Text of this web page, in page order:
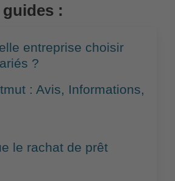
:
entreprise choisir
?
: Avis, Informations,
le rachat de prêt